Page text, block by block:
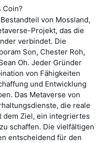
Coin?
von Mossland,
Projekt, das die
verbindet. Die
Son, Chester Roh,
Oh. Jeder Gründer
von Fähigkeiten
und Entwicklung
Das Metaverse von
die reale
dem Ziel, ein integriertes
schaffen. Die vielfältigen
entscheidend für den